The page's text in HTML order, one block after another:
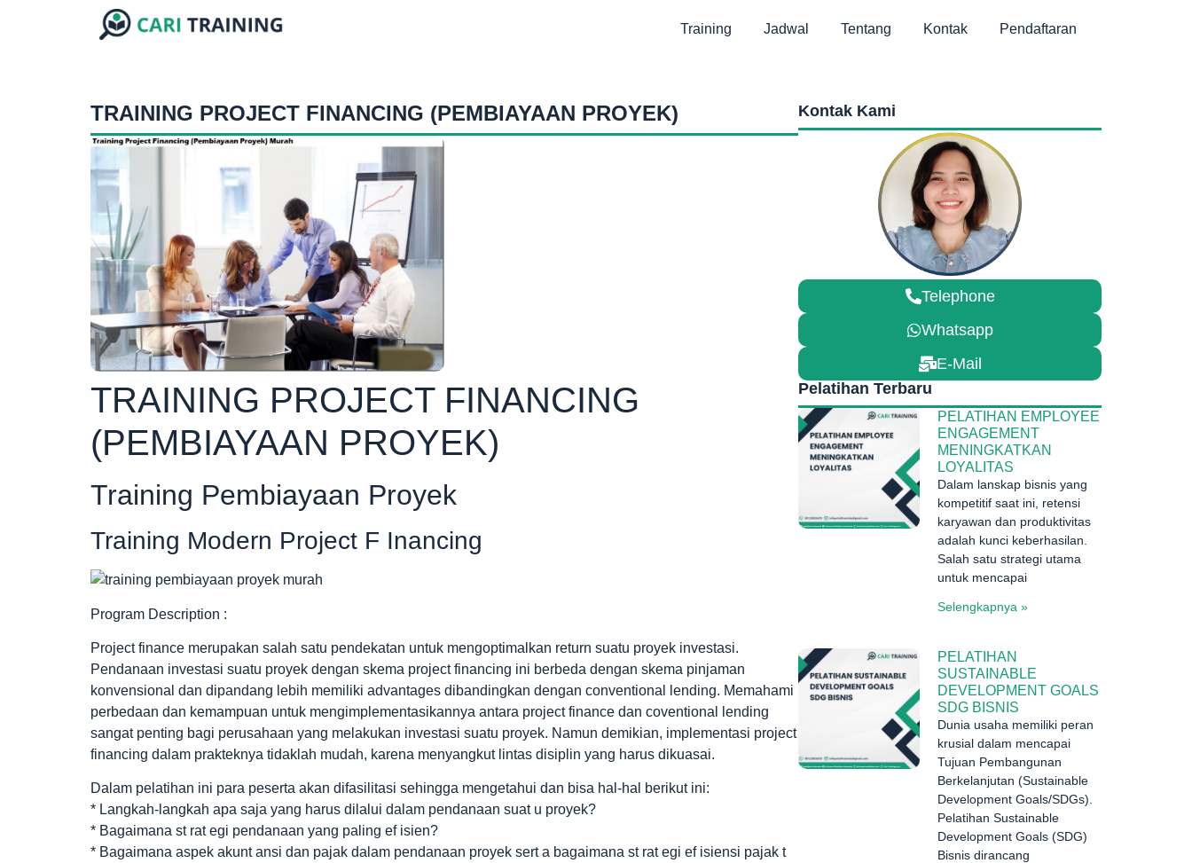
Training Jadwal Tentang Kontak Pendaftaran
TRAINING PROJECT FINANCING (PEMBIAYAAN PROYEK)
TRAINING PROJECT FINANCING
(PEMBIAYAAN PROYEK)
Training Pembiayaan Proyek
Training Modern Project F Inancing
Program Description :
Project finance merupakan salah satu pendekatan untuk mengoptimalkan return suatu proyek investasi.
Pendanaan investasi suatu proyek dengan skema project financing ini berbeda dengan skema pinjaman
konvensional dan dipandang lebih memiliki advantages dibandingkan dengan conventional lending. Memahami
perbedaan dan kemampuan untuk mengimplementasikannya antara project finance dan coventional lending
sangat penting bagi perusahaan yang melakukan investasi suatu proyek. Namun demikian, implementasi project
financing dalam prakteknya tidaklah mudah, karena menyangkut lintas disiplin yang harus dikuasai.
Dalam pelatihan ini para peserta akan difasilitasi sehingga mengetahui dan bisa hal-hal berikut ini:
* Langkah-langkah apa saja yang harus dilalui dalam pendanaan suat u proyek?
* Bagaimana st rat egi pendanaan yang paling ef isien?
* Bagaimana aspek akunt ansi dan pajak dalam pendanaan proyek sert a bagaimana st rat egi ef isiensi pajak t
Kontak Kami
Telephone
Whatsapp
E-Mail
Pelatihan Terbaru
PELATIHAN EMPLOYEE
ENGAGEMENT
MENINGKATKAN
LOYALITAS
Dalam lanskap bisnis yang
kompetitif saat ini, retensi
karyawan dan produktivitas
adalah kunci keberhasilan.
Salah satu strategi utama
untuk mencapai
Selengkapnya »
PELATIHAN
SUSTAINABLE
DEVELOPMENT GOALS
SDG BISNIS
Dunia usaha memiliki peran
krusial dalam mencapai
Tujuan Pembangunan
Berkelanjutan (Sustainable
Development Goals/SDGs).
Pelatihan Sustainable
Development Goals (SDG)
Bisnis dirancang